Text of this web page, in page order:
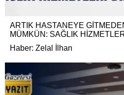
ARTIK HASTANEYE
MÜMKÜN: SAĞLIK
Haber: Zelal İlhan